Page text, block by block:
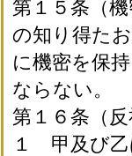
第１５条（
の知り得た
に機密を保
ならない。
第１６条（反
１ 甲及び乙